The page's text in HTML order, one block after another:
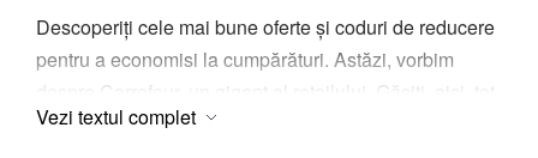
Descoperiți cele mai bune oferte și coduri de reducere
pentru a economisi la cumpărături. Astăzi, vorbim
despre Carrefour, un gigant al retailului. Găsiți, aici, tot
ce aveți nevoie, de la alimente, la electronice. Pentru a
Vezi textul complet